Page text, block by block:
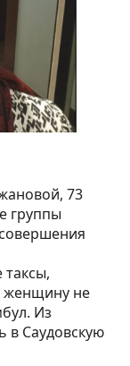
73
группы
женщину не
Из
в Саудовскую